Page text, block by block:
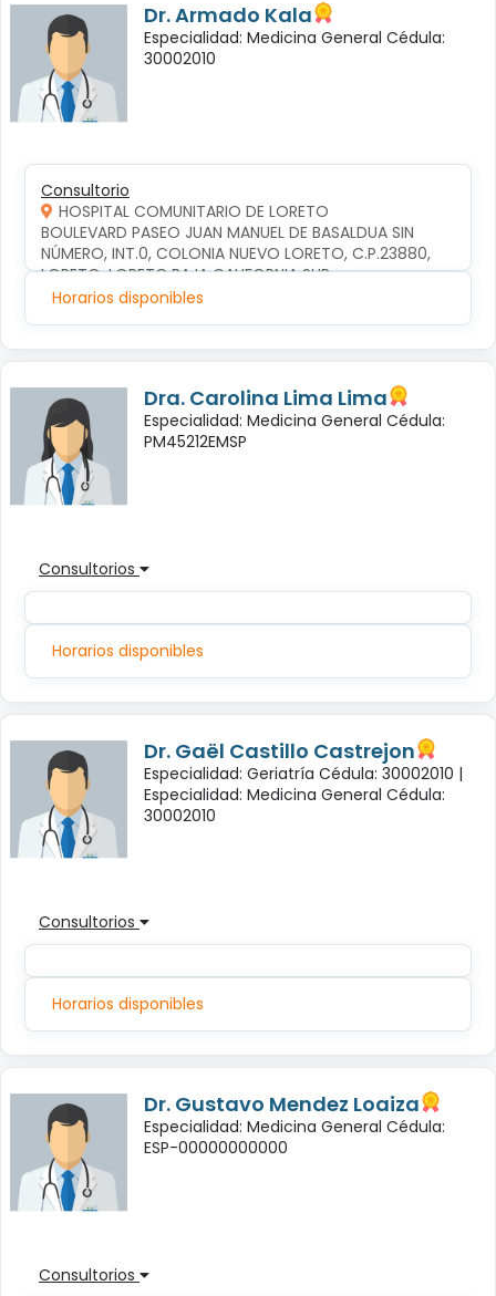
Dr. Armado Kala
Especialidad: Medicina General Cédula:
30002010
Consultorio
HOSPITAL COMUNITARIO DE LORETO
BOULEVARD PASEO JUAN MANUEL DE BASALDUA SIN
NÚMERO, INT.0, COLONIA NUEVO LORETO, C.P.23880,
LORETO, LORETO,BAJA CALIFORNIA SUR
Horarios disponibles
Dra. Carolina Lima Lima
Especialidad: Medicina General Cédula:
PM45212EMSP
Consultorios
Horarios disponibles
Dr. Gaël Castillo Castrejon
Especialidad: Geriatría Cédula: 30002010 |
Especialidad: Medicina General Cédula:
30002010
Consultorios
Horarios disponibles
Dr. Gustavo Mendez Loaiza
Especialidad: Medicina General Cédula:
ESP-00000000000
Consultorios